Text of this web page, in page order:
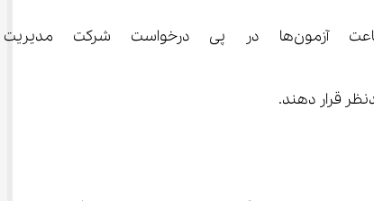
بر اساس این بخشنامه که به ادارات کل آموزش و پرورش استان‌ها